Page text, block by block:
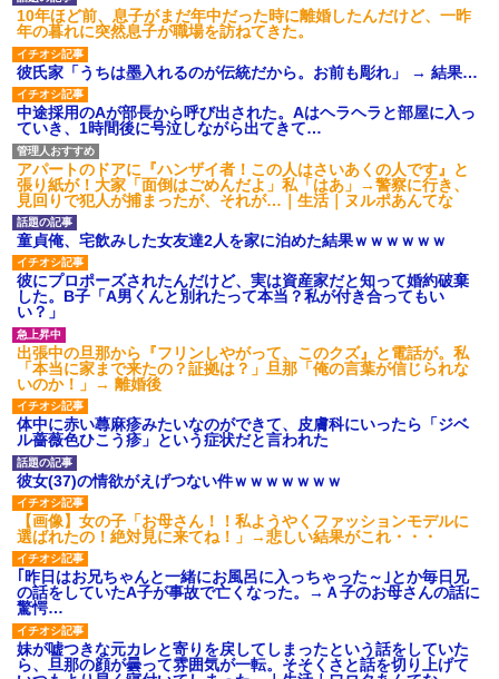
私「初めて飲む味だけどなん
のお茶？」彼「ちっ！」私「」
【GIF】JSのカンチョーワロ
タ
後続車にクラクションを鳴ら
され彼氏が逆切れ。「何クラク
ション鳴らしてんだ！降りてこ
いよ！」と怒鳴りだし...
【衝撃】報酬100万円超の治験
募集がこちらｗｗｗｗｗ(※画像
あり)
【ネット騒然】惨殺されたタ
ワマン頂き女子のこの動画、す
げえええええｗｗｗｗｗｗｗｗ
ｗｗｗ
【愕然】白のクラウン俺氏、
高速道路左車線を制限速度で走
った結果wwwwwwwwwwww
百年の恋12-899 食べた量を
張り合ってくる
【悲報】佐藤輝明・・・２軍
でも盛大にやらかす←あまり悲
しませないでくれ
10年ほど前、息子がまだ年中だった時に離婚したんだけど、一昨
年の暮れに突然息子が職場を訪ねてきた。
彼氏家「うちは墨入れるのが伝統だから。お前も彫れ」 → 結果…
中途採用のAが部長から呼び出された。Aはヘラヘラと部屋に入っ
ていき、1時間後に号泣しながら出てきて…
アパートのドアに『ハンザイ者！この人はさいあくの人です』と
張り紙が！大家「面倒はごめんだよ」私「はあ」→警察に行き、
見回りで犯人が捕まったが、それが…｜生活｜ヌルポあんてな
童貞俺、宅飲みした女友達2人を家に泊めた結果ｗｗｗｗｗｗ
彼にプロポーズされたんだけど、実は資産家だと知って婚約破棄
した。B子「A男くんと別れたって本当？私が付き合ってもい
い？」
出張中の旦那から『フリンしやがって、このクズ』と電話が。私
「本当に家まで来たの？証拠は？」旦那「俺の言葉が信じられな
いのか！」→ 離婚後
体中に赤い蕁麻疹みたいなのができて、皮膚科にいったら「ジベ
ル薔薇色ひこう疹」という症状だと言われた
彼女(37)の情欲がえげつない件ｗｗｗｗｗｗｗ
【画像】女の子「お母さん！！私ようやくファッションモデルに
選ばれたの！絶対見に来てね！」→悲しい結果がこれ・・・
｢昨日はお兄ちゃんと一緒にお風呂に入っちゃった～｣とか毎日兄
の話をしていたA子が事故で亡くなった。→Ａ子のお母さんの話に
驚愕…
妹が嘘つきな元カレと寄りを戻してしまったという話をしていた
ら、旦那の顔が曇って雰囲気が一転。そそくさと話を切り上げて